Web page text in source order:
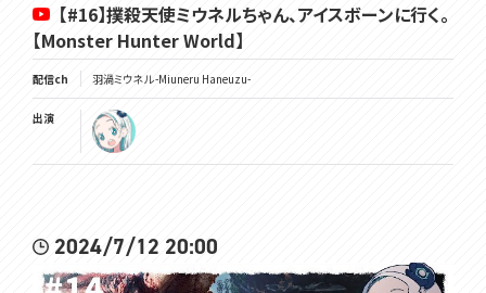
【#16】撲殺天使ミウネルちゃん、アイスボーンに行く。
【Monster Hunter World】
配信ch 羽渦ミウネル -Miuneru Haneuzu-
出演
2024/7/12 20:00